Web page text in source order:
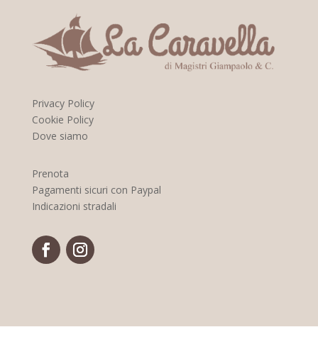
Privacy Policy
Cookie Policy
Dove siamo
Prenota
Pagamenti sicuri con Paypal
Indicazioni stradali